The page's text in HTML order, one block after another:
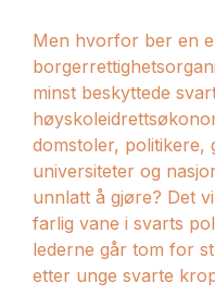
Men hvorfor ber en
minst beskyttede
domstoler, politikere,
universiteter og
unnlatt å gjøre? Det
farlig vane i svarts
lederne går tom for
etter unge svarte